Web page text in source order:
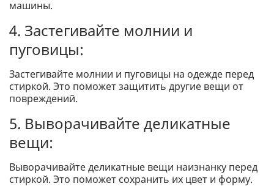
машины.
4. Застегивайте молнии и
пуговицы:
Застегивайте молнии и пуговицы на одежде перед
стиркой. Это поможет защитить другие вещи от
повреждений.
5. Выворачивайте деликатные
вещи:
Выворачивайте деликатные вещи наизнанку перед
стиркой. Это поможет сохранить их цвет и форму.